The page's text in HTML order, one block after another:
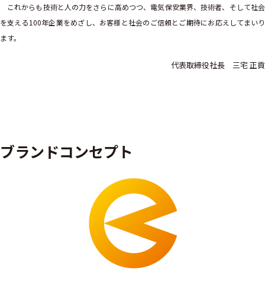
これからも技術と人の力をさらに高めつつ、電気保安業界、技術者、そして社会
を支える100年企業をめざし、お客様と社会のご信頼とご期待にお応えしてまいり
ます。
代表取締役社長 三宅 正貢
ブランドコンセプト